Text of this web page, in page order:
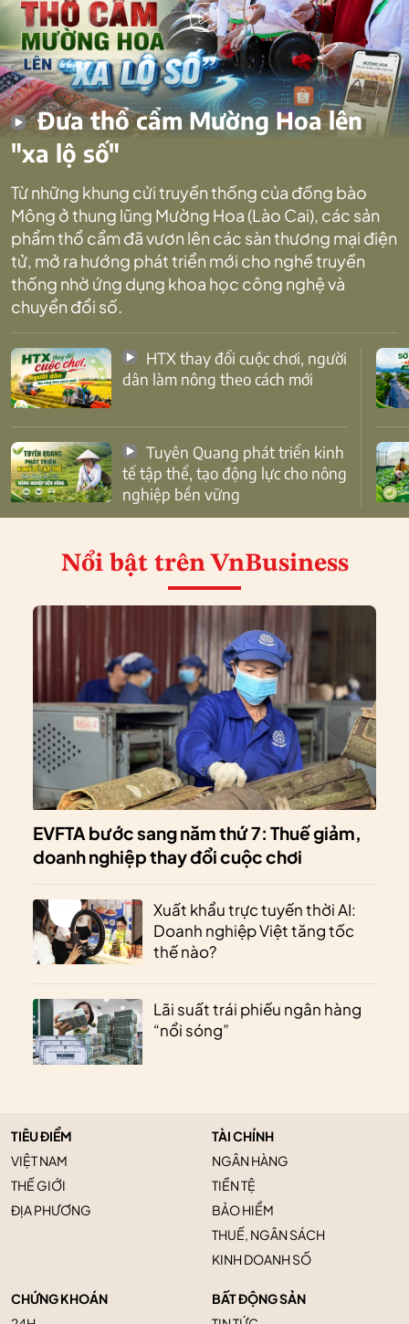
Đưa thổ cẩm Mường Hoa lên
"xa lộ số"
Từ những khung cửi truyền thống của đồng bào
Mông ở thung lũng Mường Hoa (Lào Cai), các sản
phẩm thổ cẩm đã vươn lên các sàn thương mại điện
tử, mở ra hướng phát triển mới cho nghề truyền
thống nhờ ứng dụng khoa học công nghệ và
chuyển đổi số.
dân làm nông theo cách mới
tế tập thể, tạo động lực cho nông
nghiệp bền vững
Nổi bật trên VnBusiness
EVFTA bước sang năm thứ 7: Thuế giảm,
doanh nghiệp thay đổi cuộc chơi
Xuất khẩu trực tuyến thời AI:
Doanh nghiệp Việt tăng tốc
thế nào?
Lãi suất trái phiếu ngân hàng
“nổi sóng”
TIÊU ĐIỂM
VIỆT NAM
THẾ GIỚI
ĐỊA PHƯƠNG
TÀI CHÍNH
NGÂN HÀNG
TIỀN TỆ
BẢO HIỂM
THUẾ, NGÂN SÁCH
KINH DOANH SỐ
CHỨNG KHOÁN
BẤT ĐỘNG SẢN